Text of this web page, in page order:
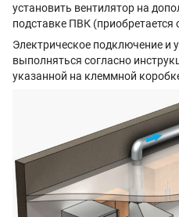
установить вентилятор на
подставке ПВК (приобретается
Электрическое подключение и
выполняться согласно
указанной на клеммной